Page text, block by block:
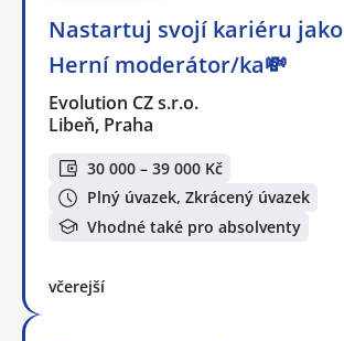
Nastartuj svojí kariéru jako
Herní moderátor/ka💸
Evolution CZ s.r.o.
Libeň, Praha
30 000 – 39 000 Kč
Plný úvazek, Zkrácený úvazek
Vhodné také pro absolventy
včerejší